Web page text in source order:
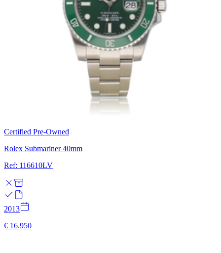
Certified Pre-Owned
Rolex Submariner 40mm
Ref: 116610LV
2013
€ 16.950